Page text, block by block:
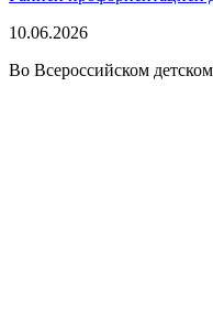
10.06.2026
Во Всероссийском